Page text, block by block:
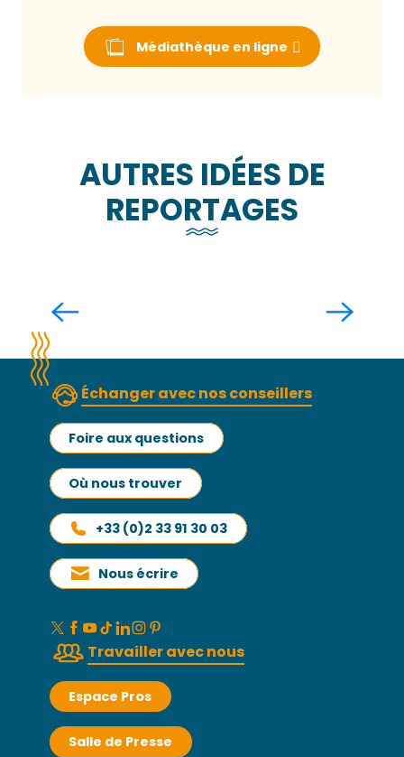
Médiathèque en ligne
AUTRES IDÉES DE
REPORTAGES
Échanger avec nos conseillers
Foire aux questions
Où nous trouver
+33 (0)2 33 91 30 03
Nous écrire
Travailler avec nous
Espace Pros
Salle de Presse